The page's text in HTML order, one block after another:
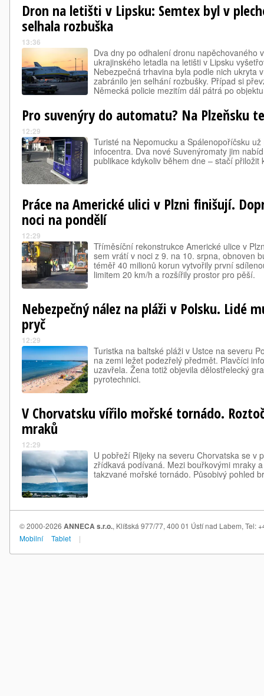
Dron na letišti v Lipsku: Semtex byl v
selhala rozbuška
13:36
Dva dny po odhalení dronu napěchovaného
ukrajinského letadla na letišti v Lipsku
Nebezpečná trhavina byla podle nich ukryta
zabránilo jen selhání rozbušky. Případ si
Německá policie mezitím dál pátrá po
Pro suvenýry do automatu? Na Plzeňsku
12:29
Turisté na Nepomucku a Spálenopoříčsku
infocentra. Dva nové Suvenýromaty jim
publikace kdykoliv během dne – stačí přiložit
Práce na Americké ulici v Plzni finišují.
noci na pondělí
12:29
Tříměsíční rekonstrukce Americké ulice v
sem vrátí v noci z 9. na 10. srpna, obnoven
téměř 40 milionů korun vytvořily první
limitem 20 km/h a rozšířily prostor pro pěší.
Nebezpečný nález na pláži v Polsku. Lidé
pryč
12:29
Turistka na baltské pláži v Ustce na severu
na zemi ležet podezřelý předmět. Plavčíci
uzavřela. Žena totiž objevila dělostřelecký
pyrotechnici.
V Chorvatsku vířilo mořské tornádo.
mraků
12:29
U pobřeží Rijeky na severu Chorvatska se v
zřídkavá podívaná. Mezi bouřkovými mraky
takzvané mořské tornádo. Působivý pohled
© 2000-2026 ANNECA s.r.o., Klíšská 977/77, 400 01 Ústí nad Labem, Tel:
Mobilní
Tablet |